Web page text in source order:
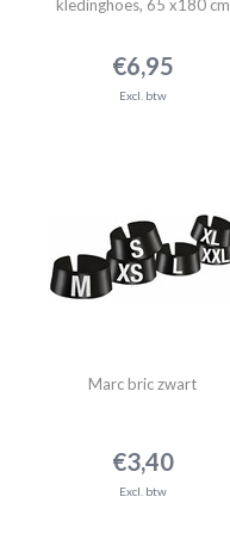
kledinghoes, 65 x180 cm
€6,95
Excl. btw
Marc bric zwart
€3,40
Excl. btw